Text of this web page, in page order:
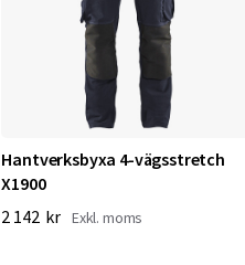
Hantverksbyxa 4-vägsstretch
X1900
2 142 kr